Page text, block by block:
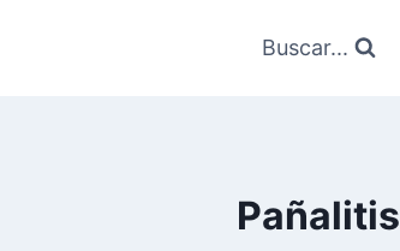
Buscar...
Pañalitis